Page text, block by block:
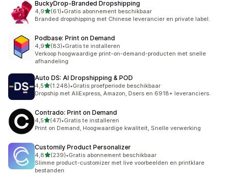
BuckyDrop‑Branded Dropshipping
4,9van 5 sterren
(61)
61 recensies in totaal
•Gratis abonnement beschikbaar
Branded dropshipping met Chinese leverancier en private label.
Podbase: Print on Demand
4,9van 5 sterren
(83)
83 recensies in totaal
•Gratis te installeren
Verkoop hoogwaardige print-on-demand-producten met snelle
afhandeling
Auto DS: AI Dropshipping & POD
4,5van 5 sterren
(1.248)
1248 recensies in totaal
•Gratis proefperiode beschikbaar
Dropship met AliExpress, Amazon, Dsers en 6918+ leveranciers.
Contrado: Print on Demand
4,5van 5 sterren
(47)
47 recensies in totaal
•Gratis te installeren
Print on Demand, Hoogwaardige kwaliteit, Snelle verwerking
Customily Product Personalizer
4,8van 5 sterren
(239)
239 recensies in totaal
•Gratis abonnement beschikbaar
Slimme product-customizer met live voorbeelden en printklare
bestanden